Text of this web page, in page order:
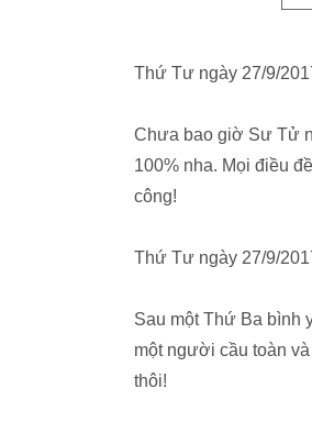
Thứ Tư ngày 27/9/
Chưa bao giờ Sư Tử
100% nha. Mọi điều
công!
Thứ Tư ngày 27/9/
Sau một Thứ Ba bình
một người cầu toàn
thôi!